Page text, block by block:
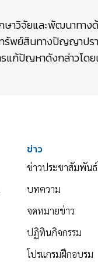
วิจัยและพัฒนาทางด้
รัพย์สินทางปัญญาปร
แก้ปัญหาดังกล่าวโด
ข่าว
ข่าวประชาสัมพันธ์
บทความ
จดหมายข่าว
ปฏิทินกิจกรรม
โปรแกรมฝึกอบรม